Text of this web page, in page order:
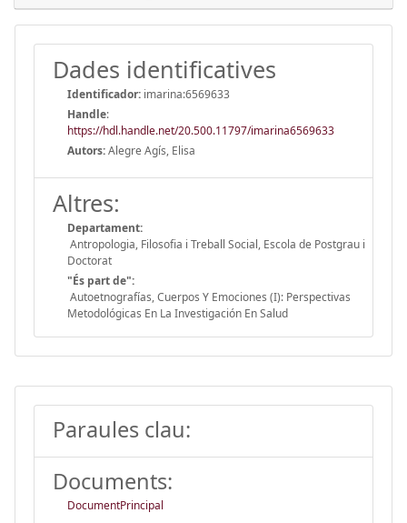
Dades identificatives
Identificador: imarina:6569633
Handle:
https://hdl.handle.net/20.500.11797/imarina6569633
Autors:Alegre Agís, Elisa
Altres:
Departament:
Antropologia, Filosofia i Treball Social, Escola de Postgrau i
Doctorat
"És part de":
Autoetnografías, Cuerpos Y Emociones (I): Perspectivas
Metodológicas En La Investigación En Salud
Paraules clau:
Documents:
DocumentPrincipal